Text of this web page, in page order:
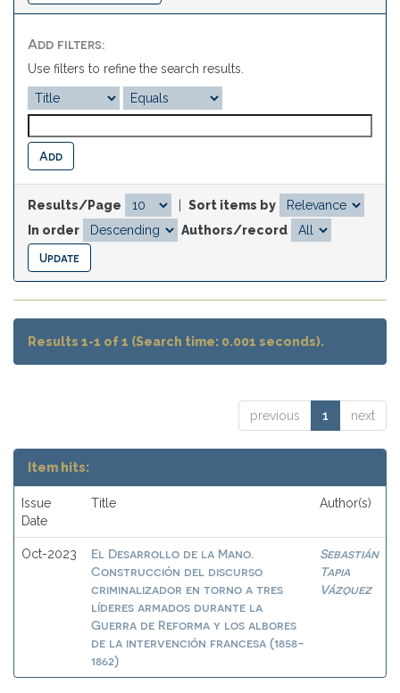
Add filters:
Use filters to refine the search results.
Results/Page
Sort items by
In order
Authors/record
Results 1-1 of 1 (Search time: 0.001 seconds).
previous 1 next
Item hits:
Issue
Date
Title Author(s)
Oct-2023
El Desarrollo de la Mano.
Construcción del discurso
criminalizador en torno a tres
líderes armados durante la
Guerra de Reforma y los albores
de la intervención francesa (1858-
1862)
Sebastián
Tapia
Vázquez